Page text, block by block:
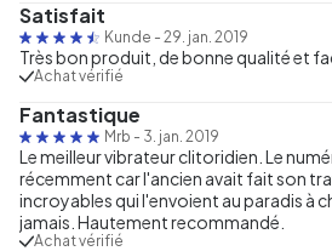
Satisfait
Kunde - 29. jan. 2019
Très bon produit, de bonne qualité et
Achat vérifié
Fantastique
Mrb - 3. jan. 2019
Le meilleur vibrateur clitoridien. Le
récemment car l'ancien avait fait son
incroyables qui l'envoient au paradis à
jamais. Hautement recommandé.
Achat vérifié